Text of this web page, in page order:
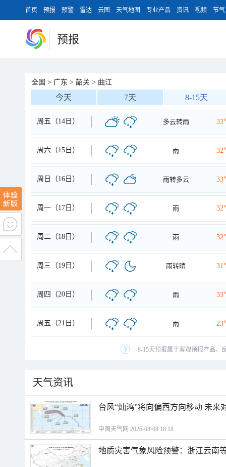
首页 预报 预警 雷达 云图 天气地图 专业产品 资讯 视频 节气
预报
全国 > 广东 > 韶关 > 曲江
今天 7天 8-15天
周五（14日） 多云转雨
周六（15日） 雨
周日（16日） 雨转多云
周一（17日） 雨
周二（18日） 雨
周三（19日） 雨转晴
周四（20日） 雨
周五（21日） 雨
8-15天预报属于客观预报产品，
天气资讯
台风“灿鸿”将向偏西方向移动 未来
中国天气网 2026-08-08 18:18
地质灾害气象风险预警：浙江云南